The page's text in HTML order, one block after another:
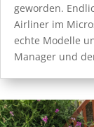
geworden.
Airliner im
echte Modelle
Manager und